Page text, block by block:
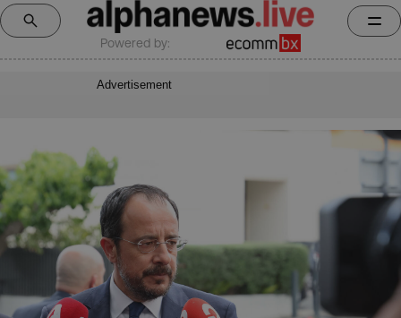
Powered by:
Advertisement